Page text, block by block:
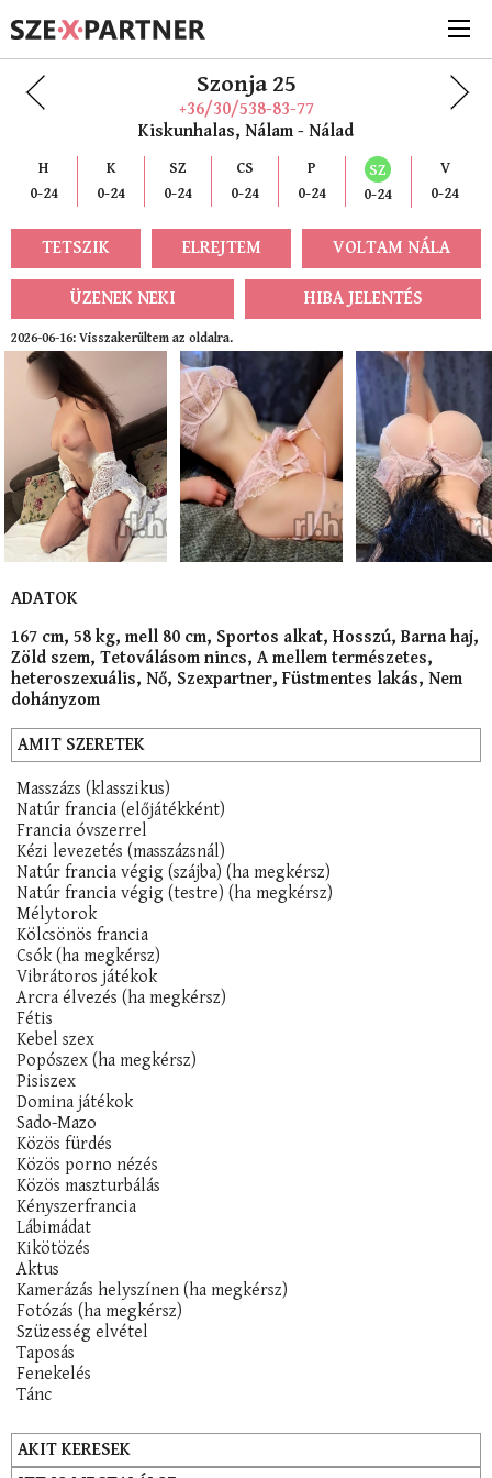
Szonja 25
+36/30/538-83-77
Kiskunhalas, Nálam - Nálad
H
0-24
K
0-24
SZ
0-24
CS
0-24
P
0-24
SZ
0-24
V
0-24
TETSZIK ELREJTEM VOLTAM NÁLA
ÜZENEK NEKI HIBA JELENTÉS
2026-06-16: Visszakerültem az oldalra.
ADATOK
167 cm, 58 kg, mell 80 cm, Sportos alkat, Hosszú, Barna haj,
Zöld szem, Tetoválásom nincs, A mellem természetes,
heteroszexuális, Nő, Szexpartner, Füstmentes lakás, Nem
dohányzom
AMIT SZERETEK
Masszázs (klasszikus)
Natúr francia (előjátékként)
Francia óvszerrel
Kézi levezetés (masszázsnál)
Natúr francia végig (szájba) (ha megkérsz)
Natúr francia végig (testre) (ha megkérsz)
Mélytorok
Kölcsönös francia
Csók (ha megkérsz)
Vibrátoros játékok
Arcra élvezés (ha megkérsz)
Fétis
Kebel szex
Popószex (ha megkérsz)
Pisiszex
Domina játékok
Sado-Mazo
Közös fürdés
Közös porno nézés
Közös maszturbálás
Kényszerfrancia
Lábimádat
Kikötözés
Aktus
Kamerázás helyszínen (ha megkérsz)
Fotózás (ha megkérsz)
Szüzesség elvétel
Taposás
Fenekelés
Tánc
AKIT KERESEK